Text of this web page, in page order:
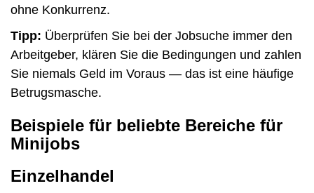
ohne Konkurrenz.
Tipp: Überprüfen Sie bei der Jobsuche immer den
Arbeitgeber, klären Sie die Bedingungen und zahlen
Sie niemals Geld im Voraus — das ist eine häufige
Betrugsmasche.
Beispiele für beliebte Bereiche für
Minijobs
Einzelhandel